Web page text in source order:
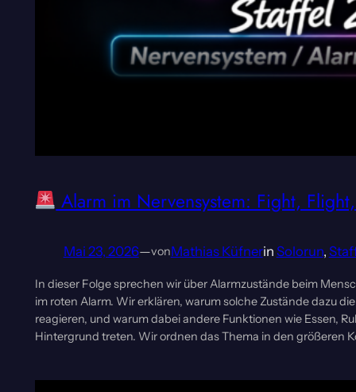
Alarm im Nervensystem: Fight,
Mai 23, 2026—vonMathias Küfnerin Solorun,
In dieser Folge sprechen wir über Alarmzustände beim
im roten Alarm. Wir erklären, warum solche Zustände dazu
reagieren, und warum dabei andere Funktionen wie Essen,
Hintergrund treten. Wir ordnen das Thema in den größeren